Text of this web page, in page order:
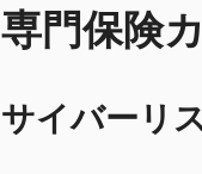
専門保険
サイバーリ